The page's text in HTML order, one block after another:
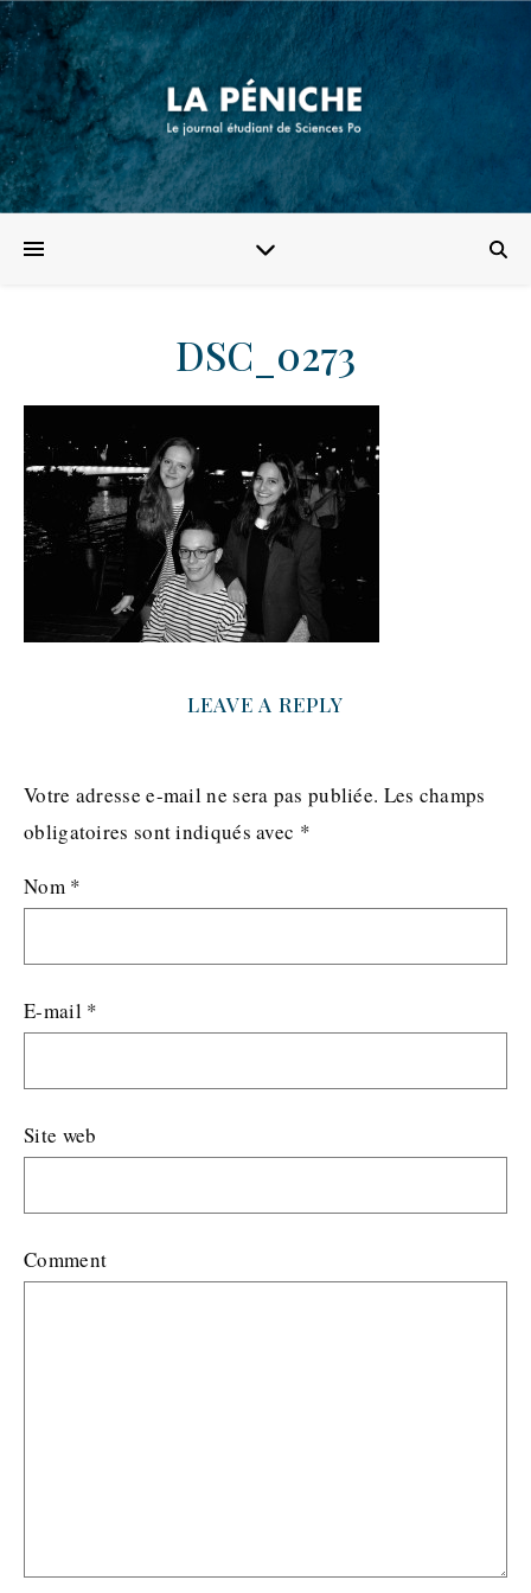
DSC_0273
LEAVE A REPLY
Votre adresse e-mail ne sera pas publiée. Les champs
obligatoires sont indiqués avec *
Nom *
E-mail *
Site web
Comment